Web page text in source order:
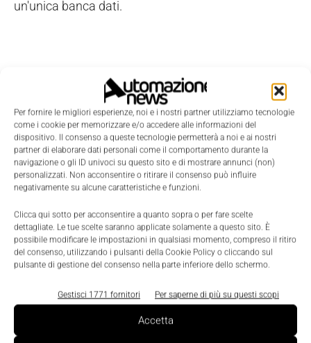
Per fornire le migliori esperienze, noi e i nostri partner utilizziamo tecnologie
come i cookie per memorizzare e/o accedere alle informazioni del
dispositivo. Il consenso a queste tecnologie permetterà a noi e ai nostri
partner di elaborare dati personali come il comportamento durante la
navigazione o gli ID univoci su questo sito e di mostrare annunci (non)
personalizzati. Non acconsentire o ritirare il consenso può influire
negativamente su alcune caratteristiche e funzioni.
Clicca qui sotto per acconsentire a quanto sopra o per fare scelte
dettagliate. Le tue scelte saranno applicate solamente a questo sito. È
possibile modificare le impostazioni in qualsiasi momento, compreso il ritiro
del consenso, utilizzando i pulsanti della Cookie Policy o cliccando sul
pulsante di gestione del consenso nella parte inferiore dello schermo.
Gestisci 1771 fornitori Per saperne di più su questi scopi
Accetta
LEGGI LA RIVISTA ⇢
un'unica banca dati.